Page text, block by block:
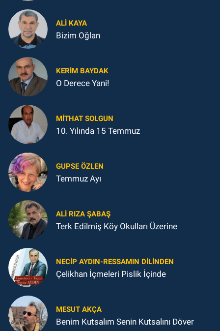
ALI KAYA
Bizim Oğlan
KERIM BAYDAK
O Derece Yani!
MITHAT SOLGUN
10. Yılında 15 Temmuz
GUPSE ÖZLEN
Temmuz Ayı
ALI RIZA ŞABAŞ
Terk Edilmiş Köy Okulları Üzerine
NECIP AYDIN-RESSAMIN DILINDEN
Çelikhan İçmeleri Pislik İçinde
MESUT AKÇA
Benim Kutsalım Senin Kutsalını Döver